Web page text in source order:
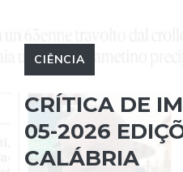
CIÊNCIA
CRÍTICA DE
05-2026
CALÁBRIA